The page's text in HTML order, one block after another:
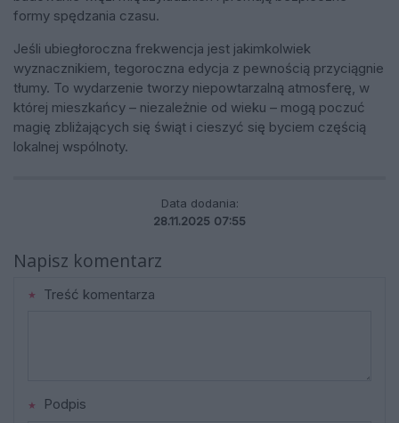
formy spędzania czasu.
Jeśli ubiegłoroczna frekwencja jest jakimkolwiek
wyznacznikiem, tegoroczna edycja z pewnością przyciągnie
tłumy. To wydarzenie tworzy niepowtarzalną atmosferę, w
której mieszkańcy – niezależnie od wieku – mogą poczuć
magię zbliżających się świąt i cieszyć się byciem częścią
lokalnej wspólnoty.
Data dodania:
28.11.2025 07:55
Napisz komentarz
Treść komentarza
Podpis